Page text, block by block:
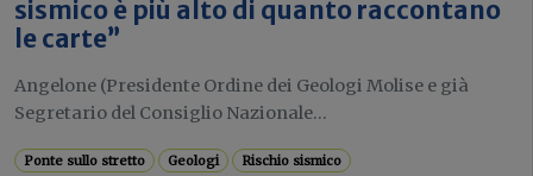
sismico è più alto di quanto raccontano
le carte”
Angelone (Presidente Ordine dei Geologi Molise e già
Segretario del Consiglio Nazionale...
Ponte sullo stretto Geologi Rischio sismico